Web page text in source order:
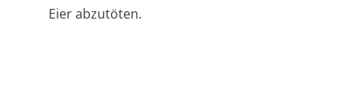
Eier abzutöten.